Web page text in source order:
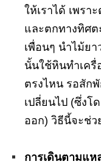
ให้เราได้ เพร
และตกทางทิศต
เพื่อนๆ นำไม้ย
นั้นใช้หินทำเครื่
ตรงไหน รอสักพั
เปลี่ยนไป (ซึ่งโ
ออก) วิธีนี้จะช่ว
การเดินตามแห